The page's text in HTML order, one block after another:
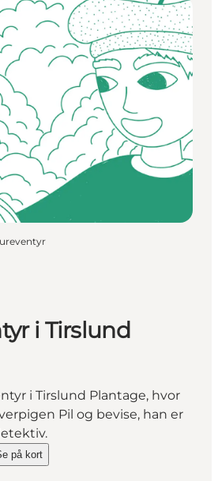
i Tirslund
i Tirslund Plantage, hvor
Pil og bevise, han er
i Tirslund Plantage"
på kort
Natureventyr i Tirslund Plantage on_map